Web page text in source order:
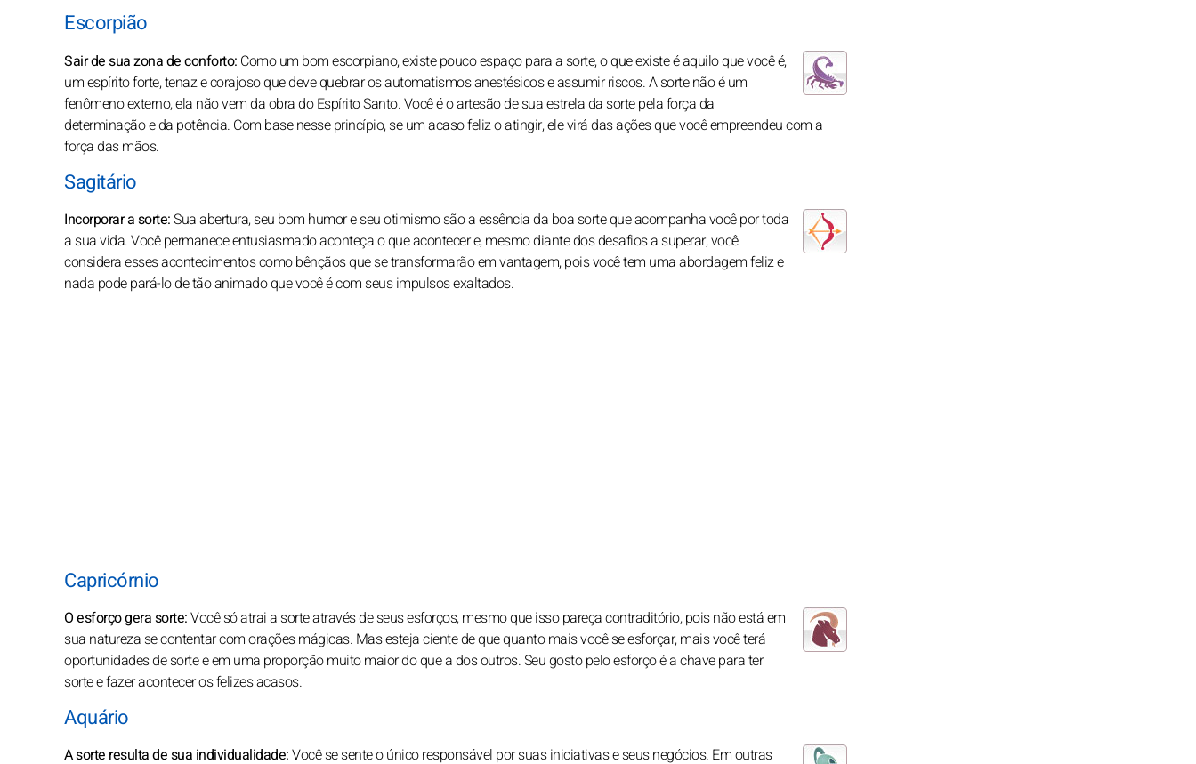
Escorpião
Sair de sua zona de conforto: Como um bom escorpiano, existe pouco espaço para a sorte, o que existe é aquilo que você é,
um espírito forte, tenaz e corajoso que deve quebrar os automatismos anestésicos e assumir riscos. A sorte não é um
fenômeno externo, ela não vem da obra do Espírito Santo. Você é o artesão de sua estrela da sorte pela força da
determinação e da potência. Com base nesse princípio, se um acaso feliz o atingir, ele virá das ações que você empreendeu com a
força das mãos.
Sagitário
Incorporar a sorte:Sua abertura, seu bom humor e seu otimismo são a essência da boa sorte que acompanha você por toda
a sua vida. Você permanece entusiasmado aconteça o que acontecer e, mesmo diante dos desafios a superar, você
considera esses acontecimentos como bênçãos que se transformarão em vantagem, pois você tem uma abordagem feliz e
nada pode pará-lo de tão animado que você é com seus impulsos exaltados.
Capricórnio
O esforço gera sorte:Você só atrai a sorte através de seus esforços, mesmo que isso pareça contraditório, pois não está em
sua natureza se contentar com orações mágicas. Mas esteja ciente de que quanto mais você se esforçar, mais você terá
oportunidades de sorte e em uma proporção muito maior do que a dos outros. Seu gosto pelo esforço é a chave para ter
sorte e fazer acontecer os felizes acasos.
Aquário
A sorte resulta de sua individualidade:Você se sente o único responsável por suas iniciativas e seus negócios. Em outras